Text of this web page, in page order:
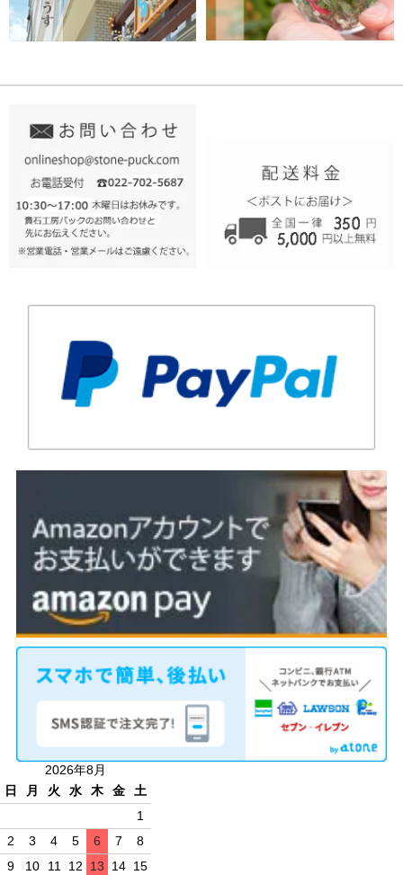
2026年8月
日
月 火 水 木 金
土
1
2
3 4 5 6 7
8
9
10 11 12 13 14 15